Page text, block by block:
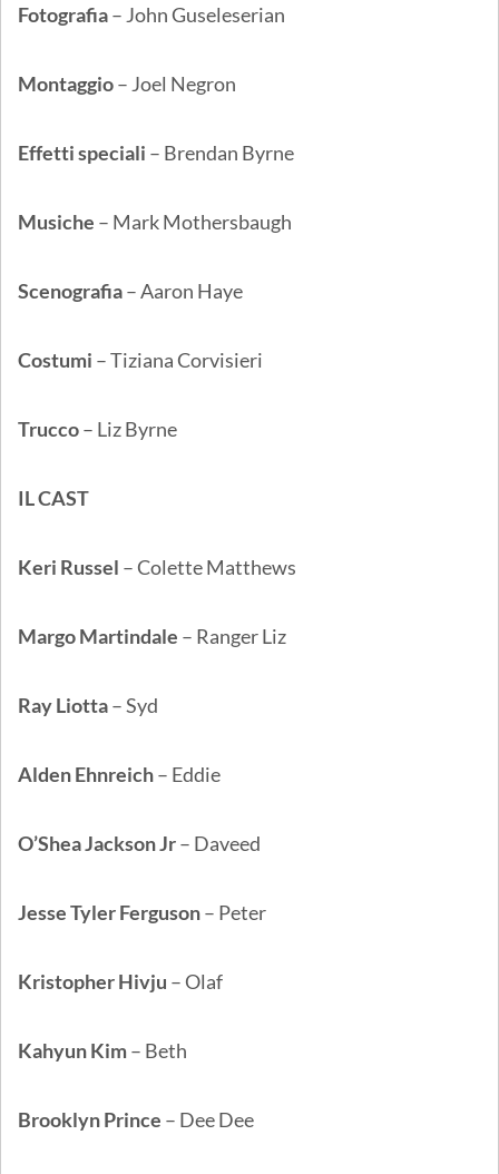
Fotografia– John Guseleserian
Montaggio– Joel Negron
Effetti speciali – Brendan Byrne
Musiche – Mark Mothersbaugh
Scenografia– Aaron Haye
Costumi – Tiziana Corvisieri
Trucco– Liz Byrne
IL CAST
Keri Russel – Colette Matthews
Margo Martindale – Ranger Liz
Ray Liotta– Syd
Alden Ehnreich– Eddie
O’Shea Jackson Jr– Daveed
Jesse Tyler Ferguson– Peter
Kristopher Hivju – Olaf
Kahyun Kim– Beth
Brooklyn Prince – Dee Dee